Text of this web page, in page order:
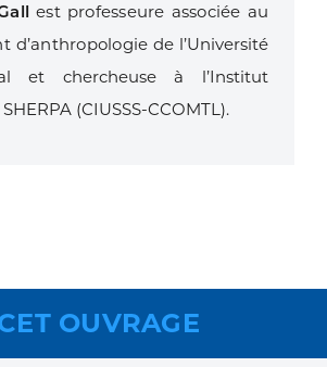
est professeure associée au
d’anthropologiede l’Université
et chercheuse à l’Institut
(CIUSSS-CCOMTL).
OUVRAGE